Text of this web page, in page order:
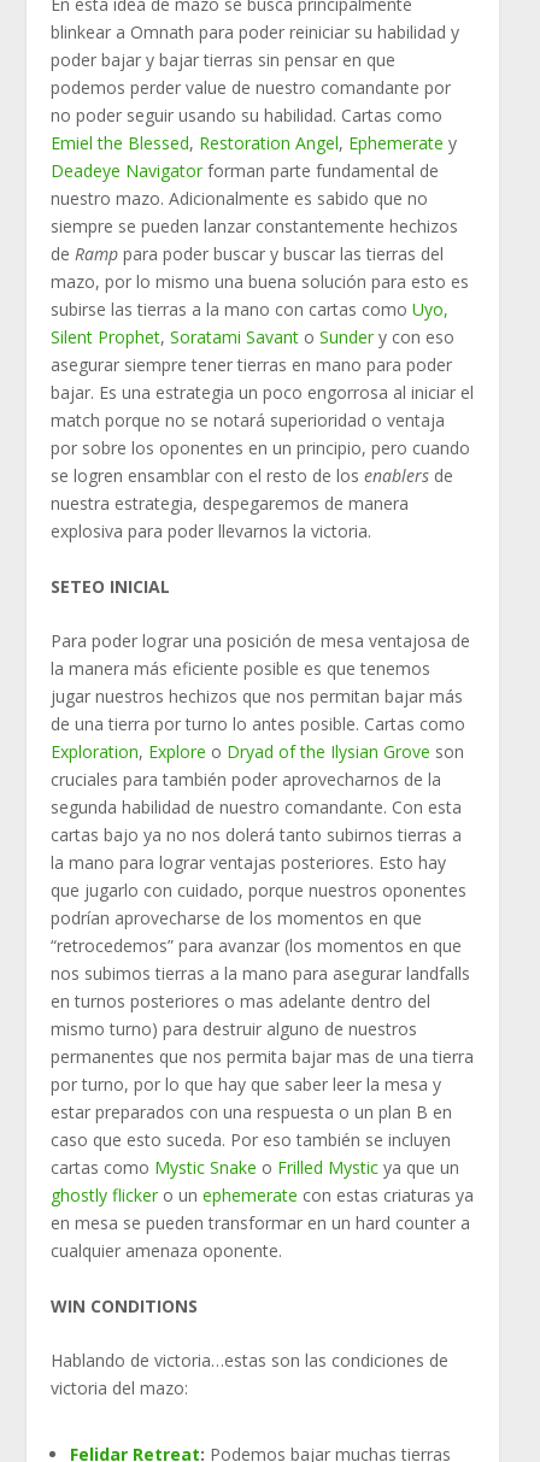
En esta idea de mazo se busca principalmente
blinkear a Omnath para poder reiniciar su habilidad y
poder bajar y bajar tierras sin pensar en que
podemos perder value de nuestro comandante por
no poder seguir usando su habilidad. Cartas como
Emiel the Blessed, Restoration Angel, Ephemerate y
Deadeye Navigator forman parte fundamental de
nuestro mazo. Adicionalmente es sabido que no
siempre se pueden lanzar constantemente hechizos
deRamp para poder buscar y buscar las tierras del
mazo, por lo mismo una buena solución para esto es
subirse las tierras a la mano con cartas comoUyo,
Silent Prophet,Soratami Savant oSunder y con eso
asegurar siempre tener tierras en mano para poder
bajar. Es una estrategia un poco engorrosa al iniciar el
match porque no se notará superioridad o ventaja
por sobre los oponentes en un principio, pero cuando
se logren ensamblar con el resto de losenablers de
nuestra estrategia, despegaremos de manera
explosiva para poder llevarnos la victoria.
SETEO INICIAL
Para poder lograr una posición de mesa ventajosa de
la manera más eficiente posible es que tenemos
jugar nuestros hechizos que nos permitan bajar más
de una tierra por turno lo antes posible. Cartas como
Exploration, Explore o Dryad of the Ilysian Grove son
cruciales para también poder aprovecharnos de la
segunda habilidad de nuestro comandante. Con esta
cartas bajo ya no nos dolerá tanto subirnos tierras a
la mano para lograr ventajas posteriores. Esto hay
que jugarlo con cuidado, porque nuestros oponentes
podrían aprovecharse de los momentos en que
“retrocedemos” para avanzar (los momentos en que
nos subimos tierras a la mano para asegurar landfalls
en turnos posteriores o mas adelante dentro del
mismo turno) para destruir alguno de nuestros
permanentes que nos permita bajar mas de una tierra
por turno, por lo que hay que saber leer la mesa y
estar preparados con una respuesta o un plan B en
caso que esto suceda. Por eso también se incluyen
cartas como Mystic Snake o Frilled Mystic ya que un
ghostly flicker o unephemerate con estas criaturas ya
en mesa se pueden transformar en un hard counter a
cualquier amenaza oponente.
WIN CONDITIONS
Hablando de victoria…estas son las condiciones de
victoria del mazo:
Felidar Retreat: Podemos bajar muchas tierras